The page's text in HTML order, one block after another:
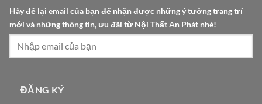
ạ
Hãy để lại email của bạn để nhận được những ý tưởng trang trí
mới và những thông tin, ưu đãi từ Nội Thất An Phát nhé!
ĐĂNG KÝ